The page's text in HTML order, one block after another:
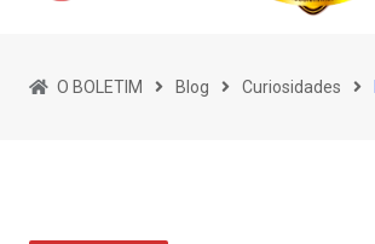
O BOLETIM Blog Curiosidades